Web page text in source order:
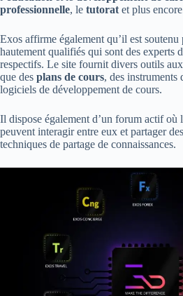
professionnelle, le tutoratet plus
Exos affirme également qu’il est soutenu
hautement qualifiés qui sont des experts
respectifs. Le site fournit divers outils
que des plans de cours, des instruments
logiciels de développement de cours.
Il dispose également d’un forum actif où
peuvent interagir entre eux et partager
techniques de partage de connaissances.